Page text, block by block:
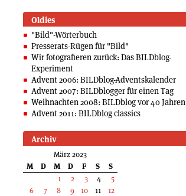
Oldies
"Bild"-Wörterbuch
Presserats-Rügen für "Bild"
Wir fotografieren zurück: Das BILDblog-
Experiment
Advent 2006: BILDblog-Adventskalender
Advent 2007: BILDblogger für einen Tag
Weihnachten 2008: BILDblog vor 40 Jahren
Advent 2011: BILDblog classics
Archiv
März 2023
M
D M D F S
S
1
2 3 4
5
6
7 8 9 10 11
12